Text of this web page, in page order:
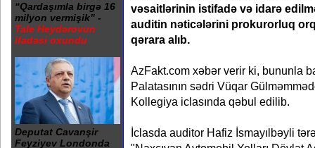
“Qardaşımla birgə 16
milyon vermişik” -
Tale Heydərovun
ifadəsi oxundu
Deputat Cavanşir
Feyziyev Londonda
vəsaitlərinin istifadə və idarə
auditin nəticələrini prokurorluq
qərara alıb.
AzFakt.com xəbər verir ki, bununla
Palatasının sədri Vüqar
Kollegiya iclasında qəbul edilib.
İclasda auditor Hafiz İsmayılbəyli